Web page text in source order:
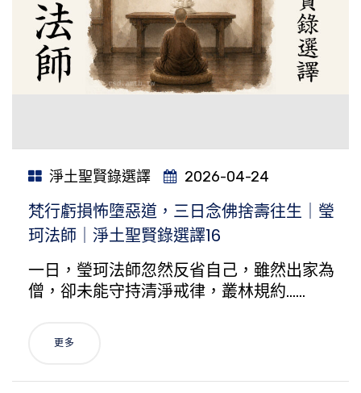
淨土聖賢錄選譯 2026-04-24
梵行虧損怖墮惡道，三日念佛捨壽往生｜瑩
珂法師｜淨土聖賢錄選譯16
一日，瑩珂法師忽然反省自己，雖然出家為
僧，卻未能守持清淨戒律，叢林規約……
更多